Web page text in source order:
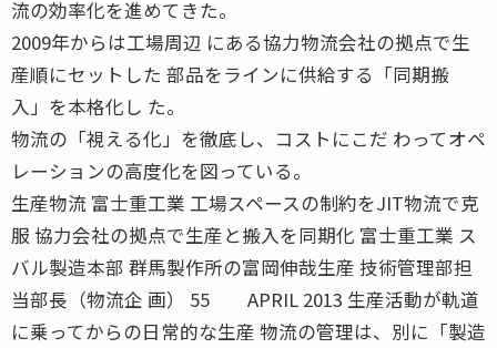
流の効率化を進めてきた。
2009年からは工場周辺 にある協力物流会社の拠点で生
産順にセットした 部品をラインに供給する「同期搬
入」を本格化し た。
物流の「視える化」を徹底し、コストにこだ わってオペ
レーションの高度化を図っている。
生産物流 富士重工業 工場スペースの制約をJIT物流で克
服 協力会社の拠点で生産と搬入を同期化 富士重工業 ス
バル製造本部 群馬製作所の富岡伸哉生産 技術管理部担
当部長（物流企 画） 55 APRIL 2013 生産活動が軌道
に乗ってからの日常的な生産 物流の管理は、別に「製造